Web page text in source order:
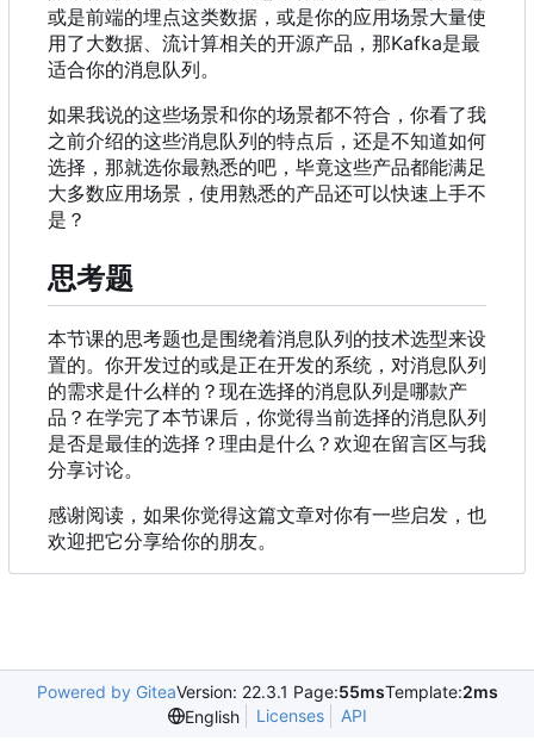
或是前端的埋点这类数据 ， 或是你的应用场景大量使
用了大数据、流计算相关的开源产品 ， 那Kafka是最
适合你的消息队列。
如果我说的这些场景和你的场景都不符合，你看了我
之前介绍的这些消息队列的特点后，还是不知道如何
选择，那就选你最熟悉的吧，毕竟这些产品都能满足
大多数应用场景，使用熟悉的产品还可以快速上手不
是？
思考题
本节课的思考题也是围绕着消息队列的技术选型来设
置的。你开发过的或是正在开发的系统，对消息队列
的需求是什么样的？现在选择的消息队列是哪款产
品？在学完了本节课后，你觉得当前选择的消息队列
是否是最佳的选择？理由是什么？欢迎在留言区与我
分享讨论。
感谢阅读，如果你觉得这篇文章对你有一些启发，也
欢迎把它分享给你的朋友。
Powered by GiteaVersion: 22.3.1 Page:55msTemplate:2ms
English
Licenses API